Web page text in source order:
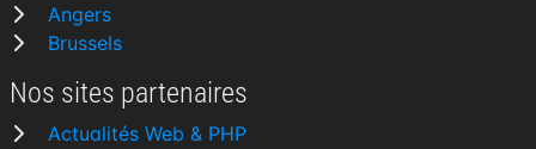
Angers
Brussels
Nos sites partenaires
Actualités Web & PHP